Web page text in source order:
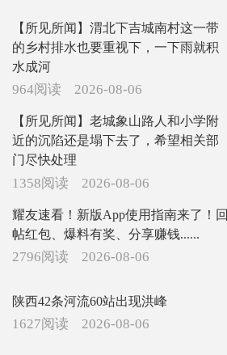
【所见所闻】渭北下吉城南村这一带
的乡村排水也要重视下，一下雨就积
水成河
964阅读 2026-08-06
【所见所闻】老城象山路人和小学附
近的沉陷还是塌下去了，希望相关部
门尽快处理
1358阅读 2026-08-06
耀友速看！新版App使用指南来了！回
帖红包、爆料有奖、分享赚钱......
2796阅读 2026-08-06
陕西42条河流60站出现洪峰
1627阅读 2026-08-06